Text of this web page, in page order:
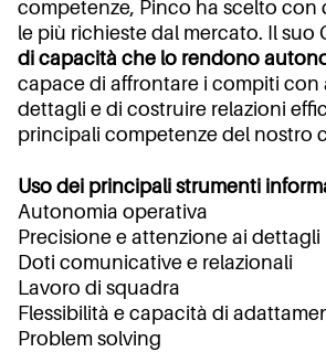
competenze, Pinco ha scelto con
le più richieste dal mercato. Il suo
di capacità che lo rendono
capace di affrontare i compiti con
dettagli e di costruire relazioni
principali competenze del nostro
Uso dei principali strumenti
Autonomia operativa
Precisione e attenzione ai dettagli
Doti comunicative e relazionali
Lavoro di squadra
Flessibilità e capacità di
Problem solving